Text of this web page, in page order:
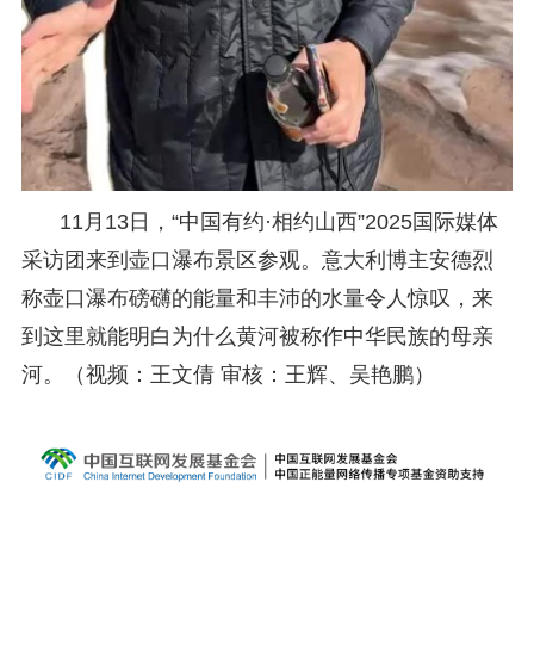
11月13日，“中国有约·相约山西”2025国际媒体
采访团来到壶口瀑布景区参观。意大利博主安德烈
称壶口瀑布磅礴的能量和丰沛的水量令人惊叹，来
到这里就能明白为什么黄河被称作中华民族的母亲
河。（视频：王文倩 审核：王辉、吴艳鹏）